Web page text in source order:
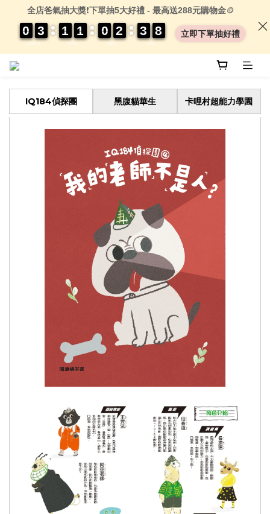
IQ184偵探團 黑腹貓華生 卡哩村超能力學園
全店爸氣抽大獎❗下單抽5大好禮 - 最高送288元購物金🪙
DAYS
0
0
0
0 3
3
3
3
HRS
1
1
1
1 1
1
1
1
MIN
0
0
0
0 2
2
2
2
SEC
3
3
3
3 0
0
8
8
7 立即下單抽好禮